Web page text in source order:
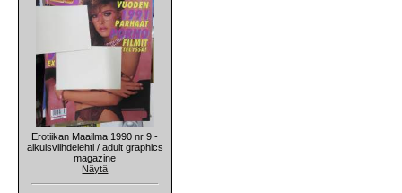
Erotiikan Maailma 1990 nr 9 -
aikuisviihdelehti / adult graphics
magazine
Näytä